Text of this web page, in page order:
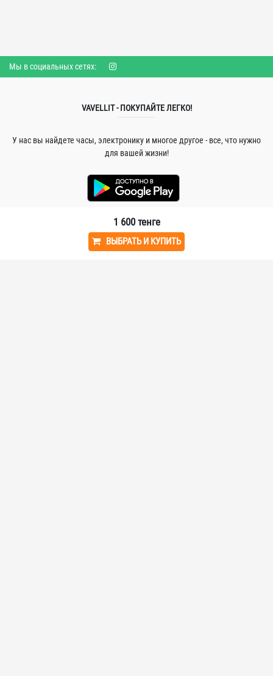
1 600тенге
ВЫБРАТЬ И КУПИТЬ
Мы в социальных сетях:
VAVELLIT - ПОКУПАЙТЕ ЛЕГКО!
У нас вы найдете часы, электронику и многое другое - все, что нужно
для вашей жизни!
О КОМПАНИИ